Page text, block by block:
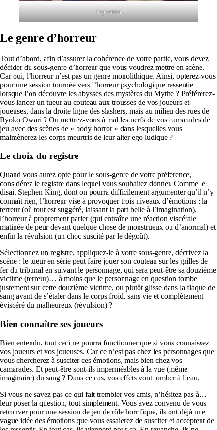
Equestria
Le genre d’horreur
Tout d’abord, afin d’assurer la cohérence de votre partie, vous devez
décider du sous-genre d’horreur que vous voudrez mettre en scène.
Car oui, l’horreur n’est pas un genre monolithique. Ainsi, opterez-vous
pour une session tournée vers l’horreur psychologique ressentie
lorsque l’on découvre les abysses des mystères du Mythe ? Préférerez-
vous lancer un tueur au couteau aux trousses de vos joueurs et
joueuses, dans la droite ligne des slashers, mais au milieu des rues de
Ryokō Owari ? Ou mettrez-vous à mal les nerfs de vos camarades de
jeu avec des scènes de « body horror » dans lesquelles vous
malmènerez les corps meurtris de leur alter ego ludique ?
Le choix du registre
Quand vous aurez opté pour le sous-genre de votre préférence,
considérez le registre dans lequel vous souhaitez donner. Comme le
disait Stephen King, dont on pourra difficilement argumenter qu’il n’y
connaît rien, l’horreur vise à provoquer trois niveaux d’émotions : la
terreur (où tout est suggéré, laissant la part belle à l’imagination),
l’horreur à proprement parler (qui entraîne une réaction viscérale
matinée de peur devant quelque chose de monstrueux ou d’anormal) et
enfin la révulsion (un choc suscité par le dégoût).
Sélectionnez un registre, appliquez-le à votre sous-genre, décrivez la
scène : le tueur en série peut faire jouer son couteau sur les grilles de
fer du tribunal en suivant le personnage, qui sera peut-être sa douzième
victime (terreur)… à moins que le personnage en question tombe
justement sur cette douzième victime, ou plutôt glisse dans la flaque de
sang avant de s’étaler dans le corps froid, sans vie et complètement
éviscéré du malheureux (révulsion) ?
Bien connaître ses joueurs
Bien entendu, tout ceci ne pourra fonctionner que si vous connaissez
vos joueurs et vos joueuses. Car ce n’est pas chez les personnages que
vous chercherez à susciter ces émotions, mais bien chez vos
camarades. Et peut-être sont-ils imperméables à la vue (même
imaginaire) du sang ? Dans ce cas, vos effets vont tomber à l’eau.
Si vous ne savez pas ce qui fait trembler vos amis, n’hésitez pas à…
leur poser la question, tout simplement. Vous avez convenu de vous
retrouver pour une session de jeu de rôle horrifique, ils ont déjà une
vague idée des émotions que vous essaierez de susciter et acceptent de